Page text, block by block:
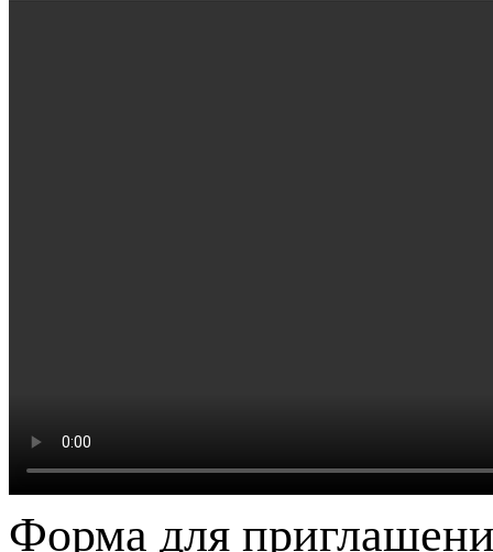
Форма для